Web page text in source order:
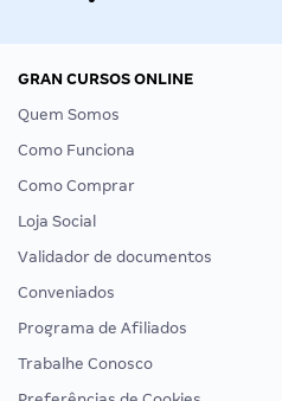
GRAN CURSOS ONLINE
Quem Somos
Como Funciona
Como Comprar
Loja Social
Validador de documentos
Conveniados
Programa de Afiliados
Trabalhe Conosco